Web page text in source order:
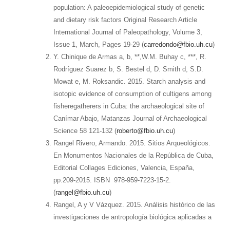
population: A paleoepidemiological study of genetic
and dietary risk factors Original Research Article
International Journal of Paleopathology, Volume 3,
Issue 1, March, Pages 19-29 (carredondo@fbio.uh.cu)
Y. Chinique de Armas a, b, **,W.M. Buhay c, ***, R.
Rodríguez Suarez b, S. Bestel d, D. Smith d, S.D.
Mowat e, M. Roksandic. 2015. Starch analysis and
isotopic evidence of consumption of cultigens among
fisheregatherers in Cuba: the archaeological site of
Canímar Abajo, Matanzas Journal of Archaeological
Science 58 121-132 (roberto@fbio.uh.cu)
Rangel Rivero, Armando. 2015. Sitios Arqueológicos.
En Monumentos Nacionales de la República de Cuba,
Editorial Collages Ediciones, Valencia, España,
pp.209-2015. ISBN 978-959-7223-15-2.
(rangel@fbio.uh.cu)
Rangel, A y V Vázquez. 2015. Análisis histórico de las
investigaciones de antropología biológica aplicadas a